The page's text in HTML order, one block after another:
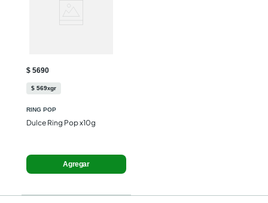
$ 5690
$ 569xgr
RING POP
Dulce Ring Pop x10g
Agregar